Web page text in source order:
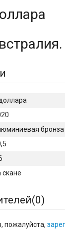
бронза
скане
0)
пожалуйста,